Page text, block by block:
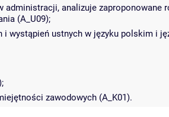
analizuje zaproponowane
(A_U09);
wystąpień ustnych w języku polskim i
zawodowych (A_K01).